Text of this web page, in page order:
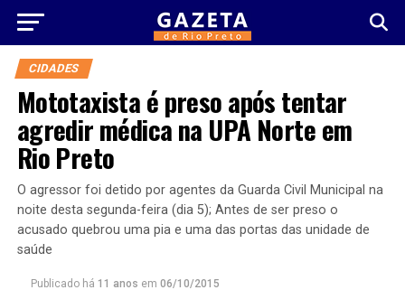
CIDADES
Mototaxista é preso após tentar
agredir médica na UPA Norte em
Rio Preto
O agressor foi detido por agentes da Guarda Civil Municipal na
noite desta segunda-feira (dia 5); Antes de ser preso o
acusado quebrou uma pia e uma das portas das unidade de
saúde
Publicado há 11 anos em 06/10/2015